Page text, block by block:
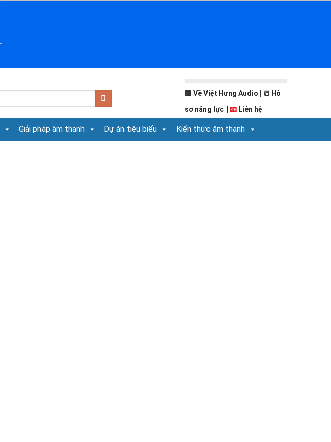
🏢Về Việt Hưng Audio | 📒 Hồ
sơ năng lực
|📧 Liên hệ
Giải pháp âm thanh Dự án tiêu biểu
Kiến thức âm thanh